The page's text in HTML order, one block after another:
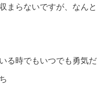
まらないですが、なんと
る時でもいつでも勇気だ